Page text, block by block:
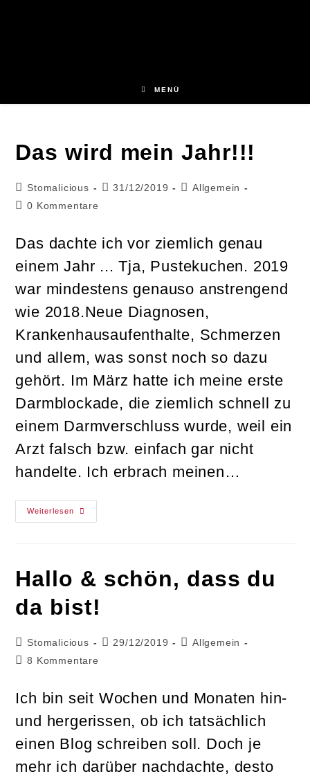
MENÜ
Das wird mein Jahr!!!
Beitrags-
Autor:
Stomalicious
Beitrag
31/12/2019
Beitrags-
Allgemein
Beitrags-
0 Kommentare
Das dachte ich vor ziemlich genau
einem Jahr ... Tja, Pustekuchen. 2019
war mindestens genauso anstrengend
wie 2018.Neue Diagnosen,
Krankenhausaufenthalte, Schmerzen
und allem, was sonst noch so dazu
gehört. Im März hatte ich meine erste
Darmblockade, die ziemlich schnell zu
einem Darmverschluss wurde, weil ein
Arzt falsch bzw. einfach gar nicht
handelte. Ich erbrach meinen…
Weiterlesen
Das
Wird
Hallo & schön, dass du
da bist!
Beitrags-
Autor:
Stomalicious
Beitrag
29/12/2019
Beitrags-
Allgemein
Beitrags-
8 Kommentare
Ich bin seit Wochen und Monaten hin-
und hergerissen, ob ich tatsächlich
einen Blog schreiben soll. Doch je
mehr ich darüber nachdachte, desto